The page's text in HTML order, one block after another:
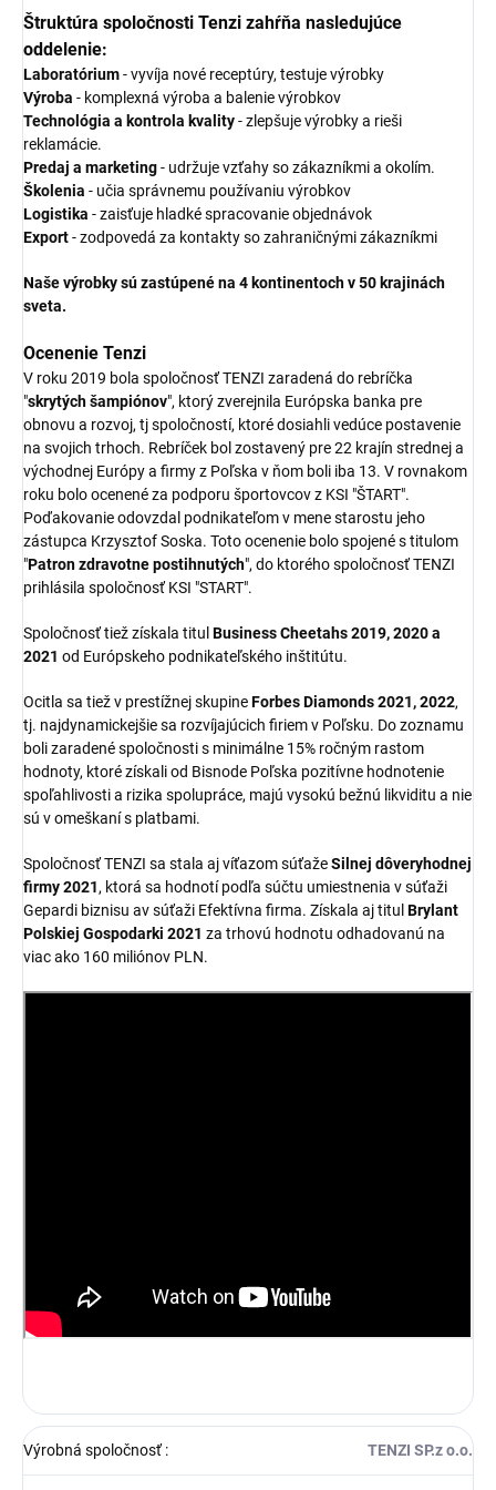
Štruktúra spoločnosti Tenzi zahŕňa nasledujúce
oddelenie:
Laboratórium- vyvíja nové receptúry, testuje výrobky
Výroba - komplexná výroba a balenie výrobkov
Technológia a kontrola kvality- zlepšuje výrobky a rieši
reklamácie.
Predaj a marketing- udržuje vzťahy so zákazníkmi a okolím.
Školenia - učia správnemu používaniu výrobkov
Logistika - zaisťuje hladké spracovanie objednávok
Export- zodpovedá za kontakty so zahraničnými zákazníkmi
Naše výrobky sú zastúpené na 4 kontinentoch v 50 krajinách
sveta.
Ocenenie Tenzi
V roku 2019 bola spoločnosť TENZI zaradená do rebríčka
"skrytých šampiónov", ktorý zverejnila Európska banka pre
obnovu a rozvoj, tj spoločností, ktoré dosiahli vedúce postavenie
na svojich trhoch. Rebríček bol zostavený pre 22 krajín strednej a
východnej Európy a firmy z Poľska v ňom boli iba 13. V rovnakom
roku bolo ocenené za podporu športovcov z KSI "ŠTART".
Poďakovanie odovzdal podnikateľom v mene starostu jeho
zástupca Krzysztof Soska. Toto ocenenie bolo spojené s titulom
"Patron zdravotne postihnutých", do ktorého spoločnosť TENZI
prihlásila spoločnosť KSI "START".
Spoločnosť tiež získala titul Business Cheetahs 2019, 2020 a
2021 od Európskeho podnikateľského inštitútu.
Ocitla sa tiež v prestížnej skupineForbes Diamonds 2021, 2022,
tj. najdynamickejšie sa rozvíjajúcich firiem v Poľsku. Do zoznamu
boli zaradené spoločnosti s minimálne 15% ročným rastom
hodnoty, ktoré získali od Bisnode Poľska pozitívne hodnotenie
spoľahlivosti a rizika spolupráce, majú vysokú bežnú likviditu a nie
sú v omeškaní s platbami.
Spoločnosť TENZI sa stala aj víťazom súťažeSilnej dôveryhodnej
firmy 2021, ktorá sa hodnotí podľa súčtu umiestnenia v súťaži
Gepardi biznisu av súťaži Efektívna firma. Získala aj titul Brylant
Polskiej Gospodarki 2021 za trhovú hodnotu odhadovanú na
viac ako 160 miliónov PLN.
Výrobná spoločnosť: TENZI SP.z o.o.